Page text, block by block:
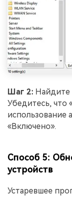
Шаг 2: Найдите
Убедитесь, что
использование
«Включено».
Способ 5:
устройств
Устаревшее